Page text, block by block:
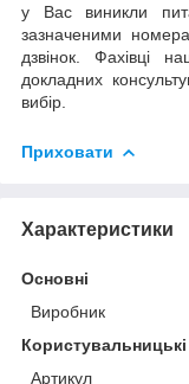
у Вас виникли
зазначеними
дзвінок. Фахівці
докладних
вибір.
Приховати
Характеристики
Основні
Виробник
Артикул